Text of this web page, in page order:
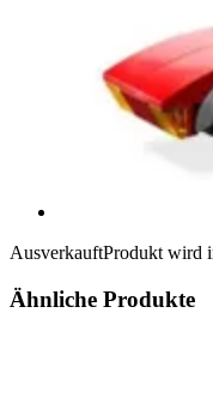
AusverkauftProdukt wird
Ähnliche Produkte